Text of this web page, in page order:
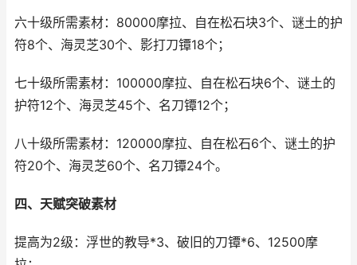
六十级所需素材：80000摩拉、自在松石块3个、谜土的护
符8个、海灵芝30个、影打刀镡18个；
七十级所需素材：100000摩拉、自在松石块6个、谜土的
护符12个、海灵芝45个、名刀镡12个；
八十级所需素材：120000摩拉、自在松石6个、谜土的护
符20个、海灵芝60个、名刀镡24个。
四、天赋突破素材
提高为2级：浮世的教导*3、破旧的刀镡*6、12500摩